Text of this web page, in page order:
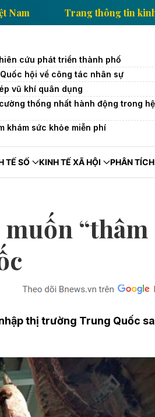
tấn xã Việt Nam Trang
cứu phát triển thành phố
hội về công tác nhân sự
vũ khí quân dụng
thống nhất hành động trong hệ
khám sức khỏe miễn phí
TẾ SỐ KINH TẾ XÃ HỘI PHÂN
“thâm
thị trường Trung Quốc